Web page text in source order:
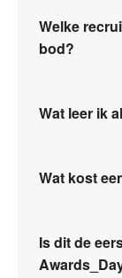
Welke
bod?
Wat leer ik
Wat kost
Is dit de